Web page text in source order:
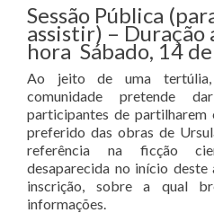
Sessão Pública
assistir) – Duração
hora Sábado, 14
Ao jeito de uma
comunidade pretende
participantes de
preferido das obras de
referência na ficção
desaparecida no início
inscrição, sobre a qual
informações.